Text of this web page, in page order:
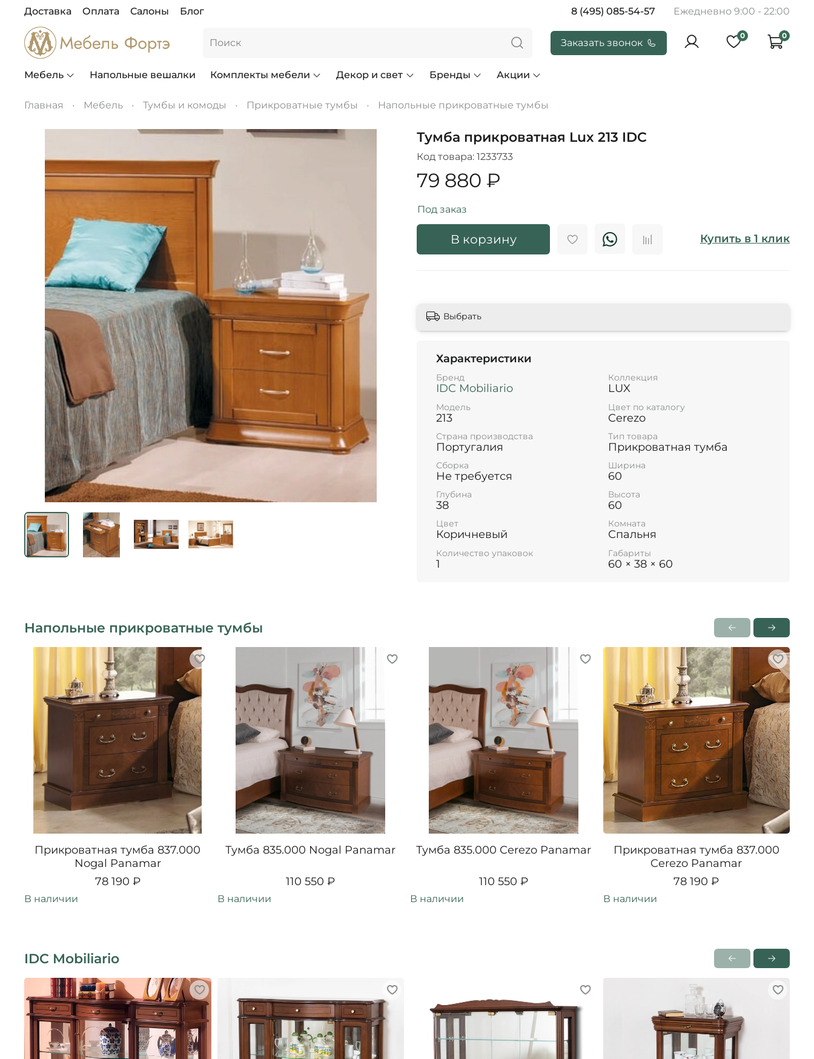
Доставка Оплата Салоны Блог 8 (495) 085-54-57 Ежедневно 9:00 - 22:00
Заказать звонок
0 0
Мебель Напольные вешалки Комплекты мебели Декор и свет Бренды Акции
Главная Мебель Тумбы и комоды Прикроватные тумбы Напольные прикроватные тумбы
Тумба прикроватная Lux 213 IDC
Код товара: 1233733
79 880 ₽
В корзину Купить в 1 клик
Под заказ
Выбрать
Характеристики
Бренд
IDC Mobiliario
Коллекция
LUX
Модель
213
Цвет по каталогу
Cerezo
Страна производства
Португалия
Тип товара
Прикроватная тумба
Сборка
Не требуется
Ширина
60
Глубина
38
Высота
60
Цвет
Коричневый
Комната
Спальня
Количество упаковок
1
Габариты
60 × 38 × 60
Напольные прикроватные тумбы
Прикроватная тумба 837.000
Nogal Panamar
78 190 ₽
В наличии
Тумба 835.000 Nogal Panamar
110 550 ₽
В наличии
Тумба 835.000 Cerezo Panamar
110 550 ₽
В наличии
Прикроватная тумба 837.000
Cerezo Panamar
78 190 ₽
В наличии
IDC Mobiliario